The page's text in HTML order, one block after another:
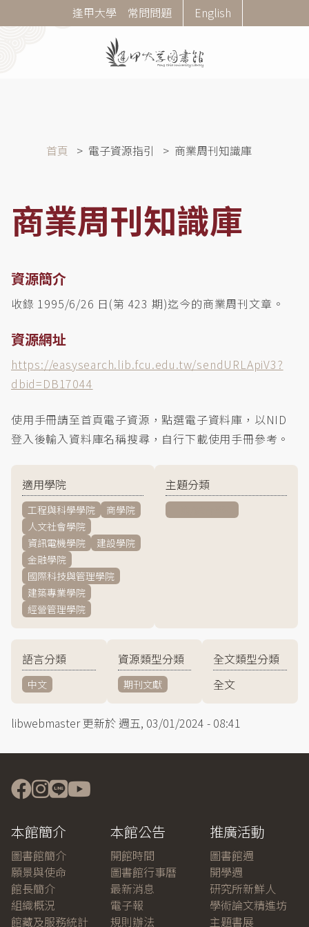
至
Corner
Menu
逢甲大學 常問問題 English
首頁 電子資源指引 商業周刊知識庫
商業周刊知識庫
資源簡介
收錄 1995/6/26 日(第 423 期)迄今的商業周刊文章。
資源網址
https://easysearch.lib.fcu.edu.tw/sendURLApiV3?
dbid=DB17044
使用手冊請至首頁電子資源，點選電子資料庫，以NID
登入後輸入資料庫名稱搜尋，自行下載使用手冊參考。
適用學院
工程與科學學院
商學院
人文社會學院
資訊電機學院
建設學院
金融學院
國際科技與管理學院
建築專業學院
經營管理學院
主題分類
語言分類
中文
資源類型分類
期刊文獻
全文類型分類
全文
libwebmaster更新於 週五, 03/01/2024 - 08:41
本館簡介
圖書館簡介
願景與使命
館長簡介
組織概況
館藏及服務統計
本館公告
開館時間
圖書館行事曆
最新消息
電子報
規則辦法
推廣活動
圖書館週
開學週
研究所新鮮人
學術論文精進坊
主題書展